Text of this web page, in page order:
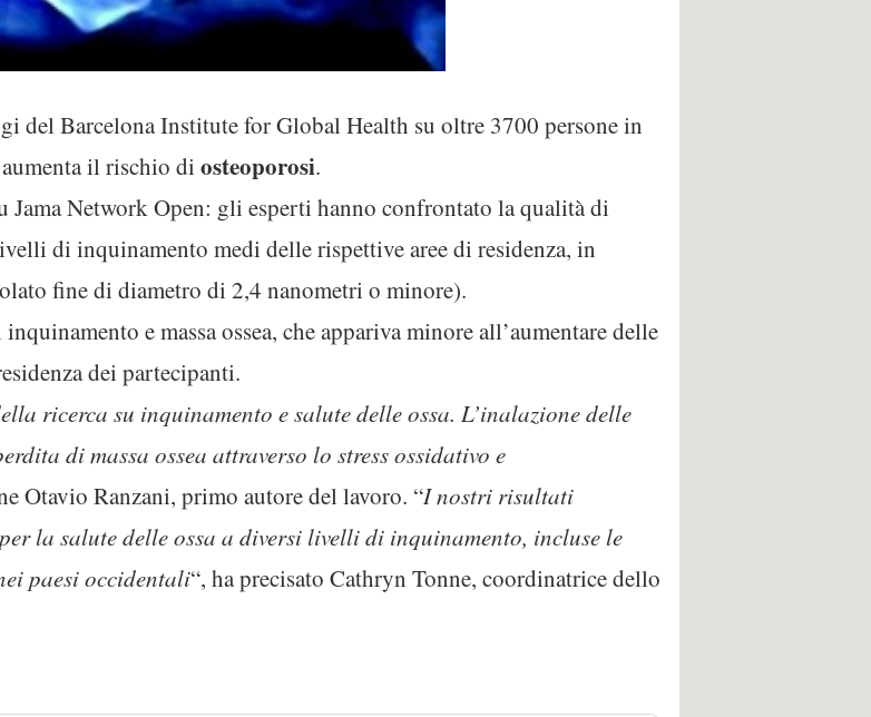
del Barcelona Institute for Global Health su oltre 3700 persone in
il rischio di osteoporosi.
Network Open: gli esperti hanno confrontato la qualità di
di inquinamento medi delle rispettive aree di residenza, in
fine di diametro di 2,4 nanometri o minore).
e massa ossea, che appariva minore all’aumentare delle
dei partecipanti.
ricerca su inquinamento e salute delle ossa. L’inalazione delle
di massa ossea attraverso lo stress ossidativo e
Otavio Ranzani, primo autore del lavoro. “I nostri risultati
la salute delle ossa a diversi livelli di inquinamento, incluse le
paesi occidentali“, ha precisato Cathryn Tonne, coordinatrice dello